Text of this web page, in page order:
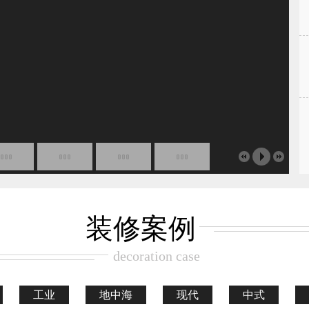
装修案例
decoration case
工业 地中海 现代 中式